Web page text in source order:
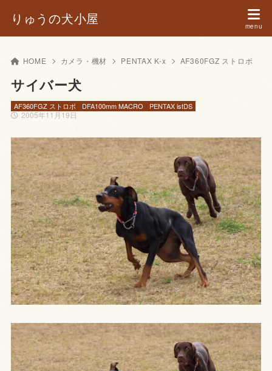
りゅうの犬小屋
HOME カメラ・機材 PENTAX K-x AF360FGZ ストロボ
サイバー犬
2005年11月19日
AF360FGZ ストロボ DFA100mm MACRO PENTAX istDS